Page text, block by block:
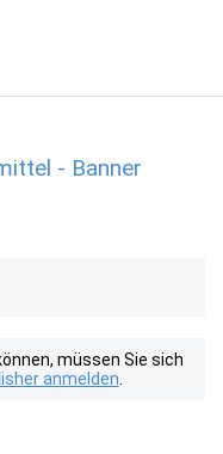
- Banner
müssen Sie sich
anmelden